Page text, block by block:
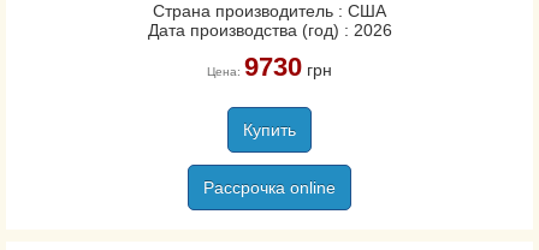
Sunny
Tatko
Triangle
Uniroyal
Страна производитель : США
Дата производства (год) : 2026
Цена: 9730грн
Купить
Рассрочка online